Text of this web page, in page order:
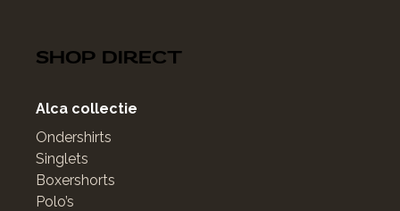
SHOP DIRECT
Alca collectie
Ondershirts
Singlets
Boxershorts
Polo’s